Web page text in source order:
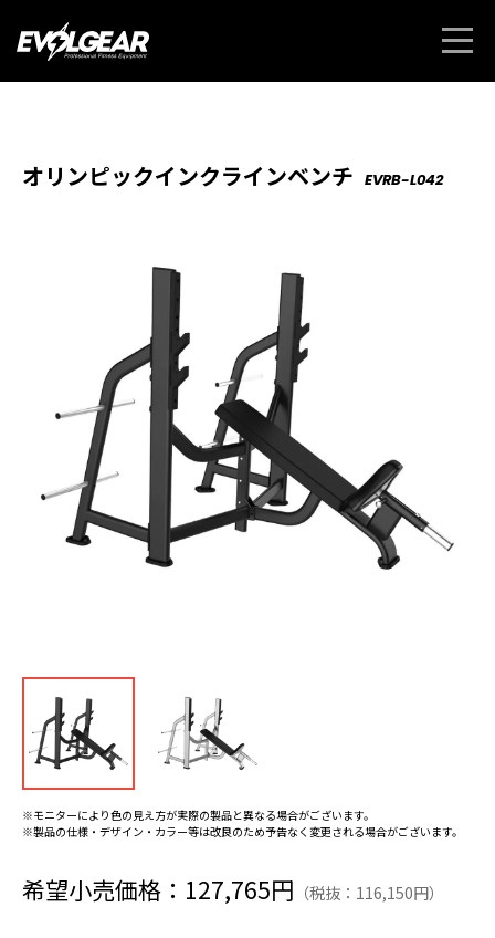
オリンピックインクラインベンチ EVRB-L042
※モニターにより色の見え方が実際の製品と異なる場合がございます。
※製品の仕様・デザイン・カラー等は改良のため予告なく変更される場合がございます。
希望小売価格：127,765円 （税抜：116,150円）